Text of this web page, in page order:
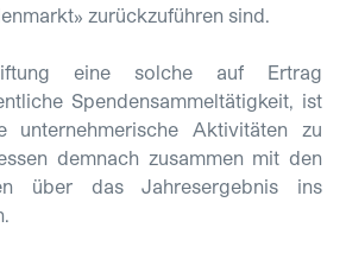
zurückzuführen sind.
eine solche auf Ertrag
Spendensammeltätigkeit, ist
unternehmerische Aktivitäten zu
demnach zusammen mit den
über das Jahresergebnis ins